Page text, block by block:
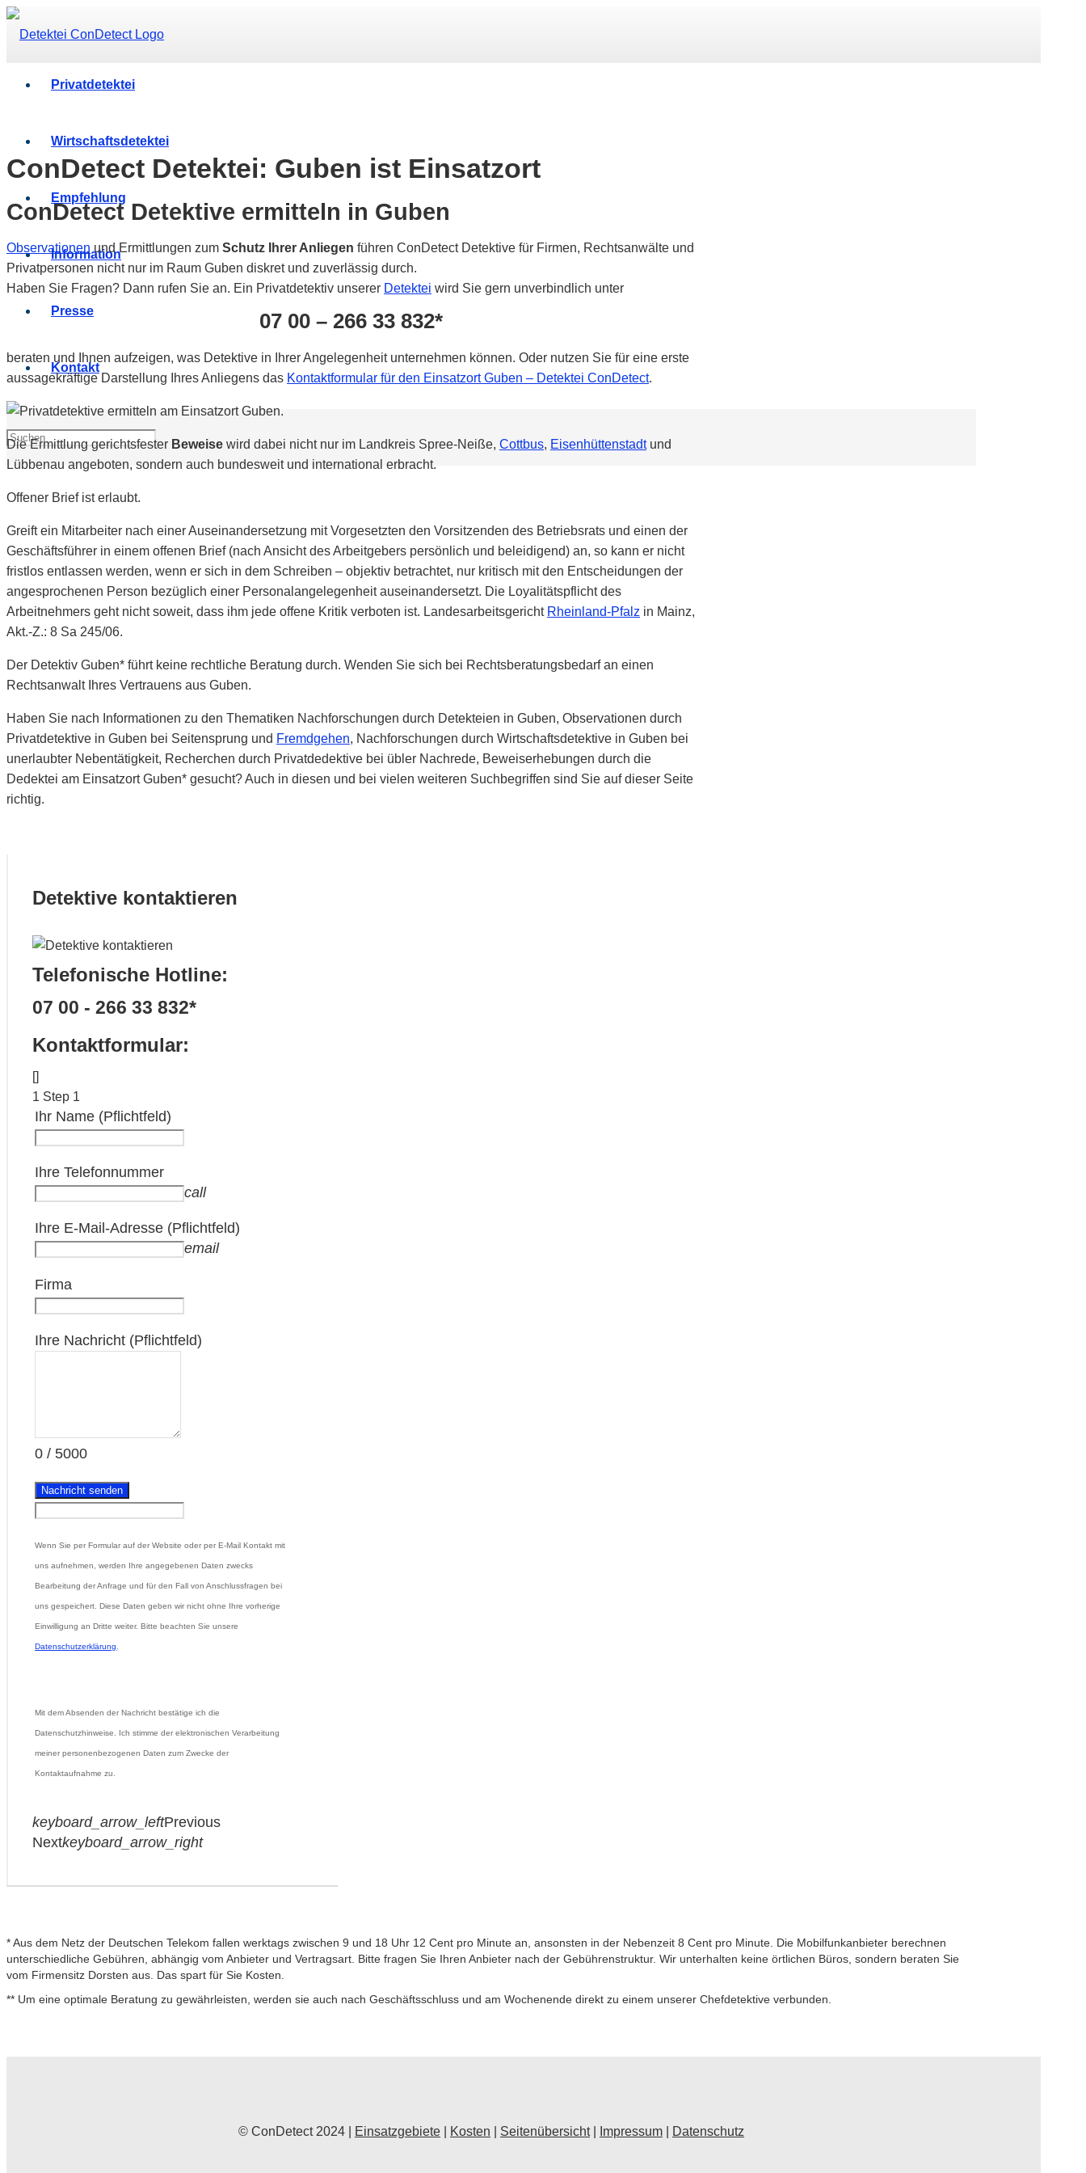
Privatdetektei
Wirtschaftsdetektei
Empfehlung
Information
Presse
Kontakt
ConDetect Detektei: Guben ist Einsatzort
ConDetect Detektive ermitteln in Guben
Observationen und Ermittlungen zum Schutz Ihrer Anliegen führen ConDetect Detektive für Firmen, Rechtsanwälte und
Privatpersonen nicht nur im Raum Guben diskret und zuverlässig durch.
Haben Sie Fragen? Dann rufen Sie an. Ein Privatdetektiv unserer Detektei wird Sie gern unverbindlich unter
07 00 – 266 33 832*
beraten und Ihnen aufzeigen, was Detektive in Ihrer Angelegenheit unternehmen können. Oder nutzen Sie für eine erste
aussagekräftige Darstellung Ihres Anliegens das Kontaktformular für den Einsatzort Guben – Detektei ConDetect.
Die Ermittlung gerichtsfester Beweise wird dabei nicht nur im Landkreis Spree-Neiße, Cottbus, Eisenhüttenstadtund
Lübbenau angeboten, sondern auch bundesweit und international erbracht.
Offener Brief ist erlaubt.
Greift ein Mitarbeiter nach einer Auseinandersetzung mit Vorgesetzten den Vorsitzenden des Betriebsrats und einen der
Geschäftsführer in einem offenen Brief (nach Ansicht des Arbeitgebers persönlich und beleidigend) an, so kann er nicht
fristlos entlassen werden, wenn er sich in dem Schreiben – objektiv betrachtet, nur kritisch mit den Entscheidungen der
angesprochenen Person bezüglich einer Personalangelegenheit auseinandersetzt. Die Loyalitätspflicht des
Arbeitnehmers geht nicht soweit, dass ihm jede offene Kritik verboten ist. Landesarbeitsgericht Rheinland-Pfalz in Mainz,
Akt.-Z.: 8 Sa 245/06.
Der Detektiv Guben* führt keine rechtliche Beratung durch. Wenden Sie sich bei Rechtsberatungsbedarf an einen
Rechtsanwalt Ihres Vertrauens aus Guben.
Haben Sie nach Informationen zu den Thematiken Nachforschungen durch Detekteien in Guben, Observationen durch
Privatdetektive in Guben bei Seitensprung und Fremdgehen, Nachforschungen durch Wirtschaftsdetektive in Guben bei
unerlaubter Nebentätigkeit, Recherchen durch Privatdedektive bei übler Nachrede, Beweiserhebungen durch die
Dedektei am Einsatzort Guben* gesucht? Auch in diesen und bei vielen weiteren Suchbegriffen sind Sie auf dieser Seite
richtig.
Detektive kontaktieren
Telefonische Hotline:
07 00 - 266 33 832*
Kontaktformular:
[]
1 Step 1
Ihr Name (Pflichtfeld)
Ihre Telefonnummer
call
Ihre E-Mail-Adresse (Pflichtfeld)
email
Firma
Ihre Nachricht (Pflichtfeld)
0 / 5000
Nachricht senden
Wenn Sie per Formular auf der Website oder per E-Mail Kontakt mit
uns aufnehmen, werden Ihre angegebenen Daten zwecks
Bearbeitung der Anfrage und für den Fall von Anschlussfragen bei
uns gespeichert. Diese Daten geben wir nicht ohne Ihre vorherige
Einwilligung an Dritte weiter. Bitte beachten Sie unsere
Datenschutzerklärung.
Mit dem Absenden der Nachricht bestätige ich die
Datenschutzhinweise. Ich stimme der elektronischen Verarbeitung
meiner personenbezogenen Daten zum Zwecke der
Kontaktaufnahme zu.
keyboard_arrow_leftPrevious
Nextkeyboard_arrow_right
* Aus dem Netz der Deutschen Telekom fallen werktags zwischen 9 und 18 Uhr 12 Cent pro Minute an, ansonsten in der Nebenzeit 8 Cent pro Minute. Die Mobilfunkanbieter berechnen
unterschiedliche Gebühren, abhängig vom Anbieter und Vertragsart. Bitte fragen Sie Ihren Anbieter nach der Gebührenstruktur. Wir unterhalten keine örtlichen Büros, sondern beraten Sie
vom Firmensitz Dorsten aus. Das spart für Sie Kosten.
** Um eine optimale Beratung zu gewährleisten, werden sie auch nach Geschäftsschluss und am Wochenende direkt zu einem unserer Chefdetektive verbunden.
© ConDetect 2024 | Einsatzgebiete Kosten Seitenübersicht| Impressum Datenschutz